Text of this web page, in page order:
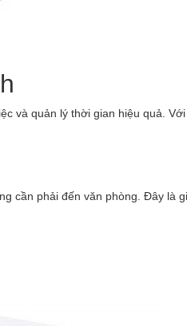
và quản lý thời gian hiệu quả.
cần phải đến văn phòng. Đây là